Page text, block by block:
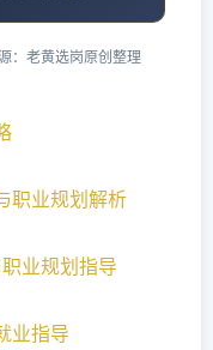
：老黄选岗原创整理
职业规划解析
业规划指导
业指导